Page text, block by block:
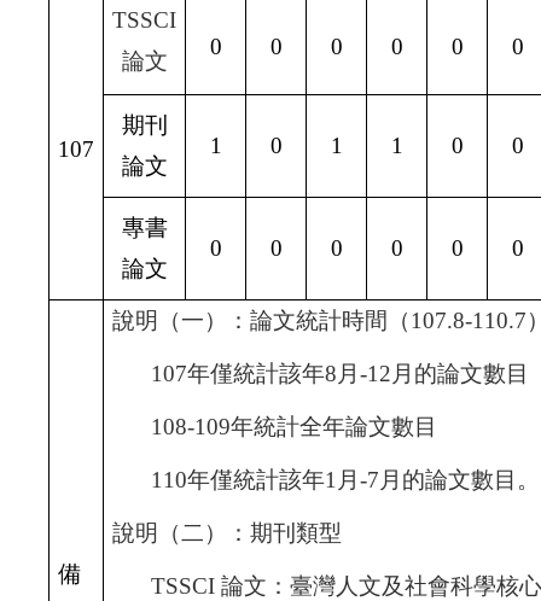
107
TSSCI
論文
0 0 0 0 0 0
期刊
論文
1 0 1 1 0 0
專書
論文
0 0 0 0 0 0
備
說明（一）：論文統計時間（107.8-110.7
107年僅統計該年8 月-12 月的論文數目
108-109年統計全年論文數目
110年僅統計該年1 月-7 月的論文數目。
說明（二）：期刊類型
TSSCI 論文：臺灣人文及社會科學核